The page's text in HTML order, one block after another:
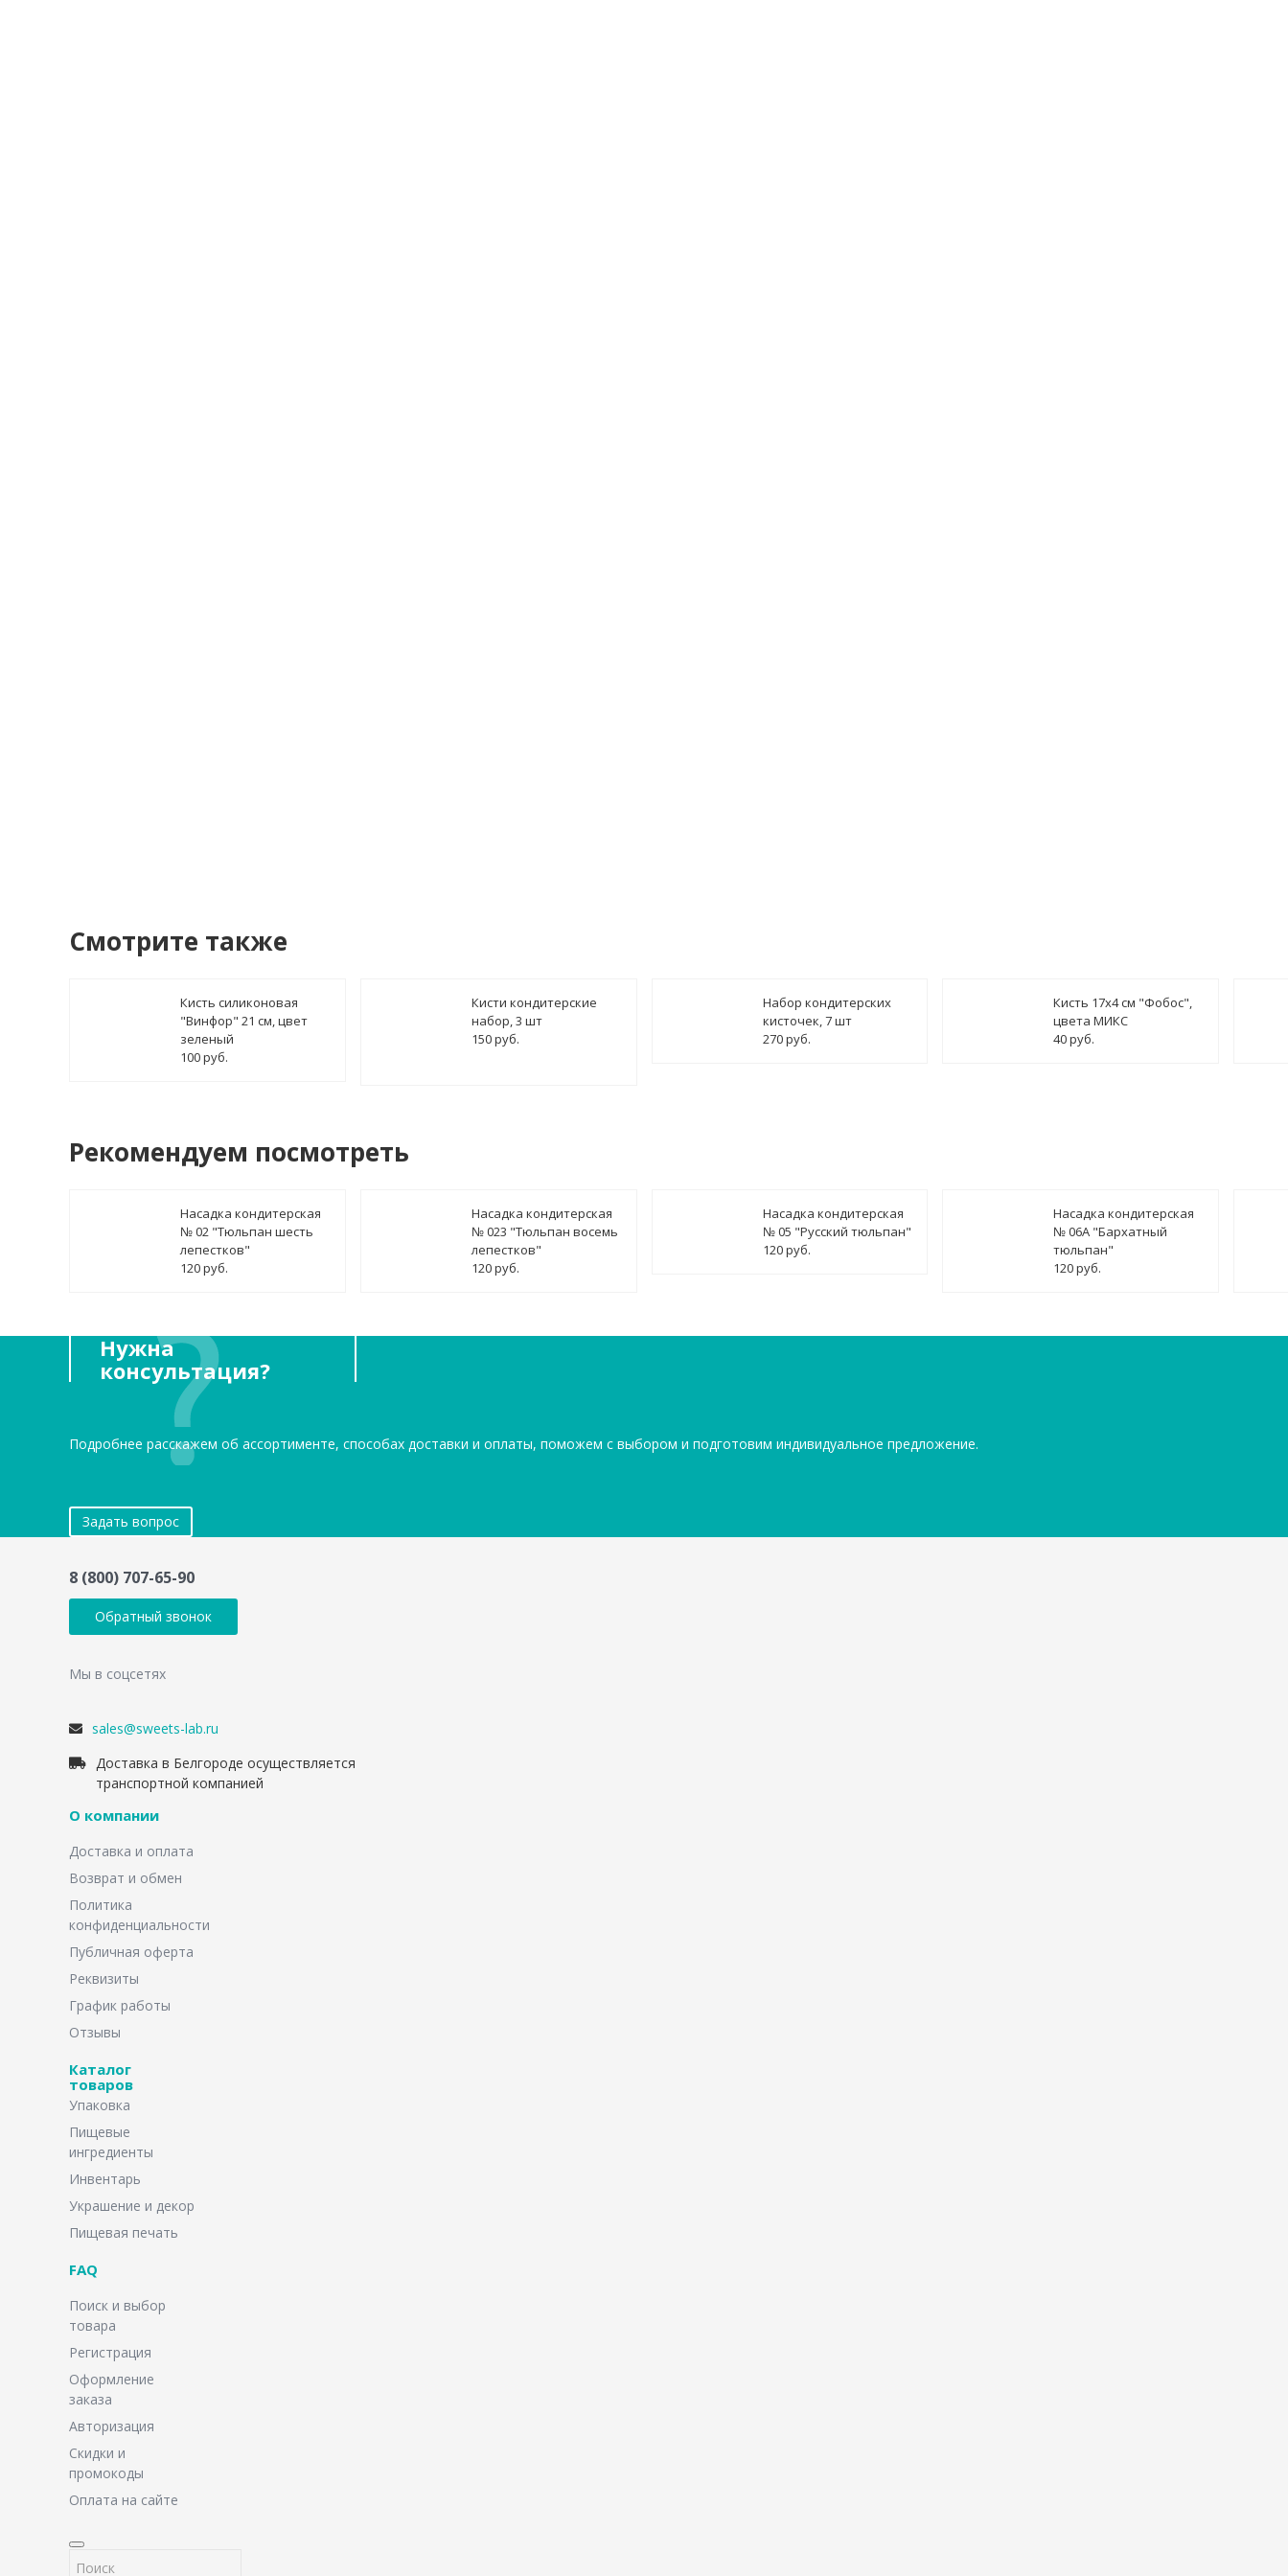
Смотрите также
Кисть силиконовая
"Винфор" 21 см, цвет
зеленый
100 руб.
Кисти кондитерские
набор, 3 шт
150 руб.
Набор кондитерских
кисточек, 7 шт
270 руб.
Кисть 17х4 см "Фобос",
цвета МИКС
40 руб.
Рекомендуем посмотреть
Насадка кондитерская
№ 02 "Тюльпан шесть
лепестков"
120 руб.
Насадка кондитерская
№ 023 "Тюльпан восемь
лепестков"
120 руб.
Насадка кондитерская
№ 05 "Русский тюльпан"
120 руб.
Насадка кондитерская
№ 06А "Бархатный
тюльпан"
120 руб.
Нужна
консультация?
Подробнее расскажем об ассортименте, способах доставки и оплаты, поможем с выбором и подготовим индивидуальное предложение.
Задать вопрос
8 (800) 707-65-90
Обратный звонок
Мы в соцсетях
sales@sweets-lab.ru
Доставка в Белгороде осуществляется
транспортной компанией
О компании
Доставка и оплата
Возврат и обмен
Политика
конфиденциальности
Публичная оферта
Реквизиты
График работы
Отзывы
Каталог
товаров
Упаковка
Пищевые
ингредиенты
Инвентарь
Украшение и декор
Пищевая печать
FAQ
Поиск и выбор
товара
Регистрация
Оформление
заказа
Авторизация
Скидки и
промокоды
Оплата на сайте